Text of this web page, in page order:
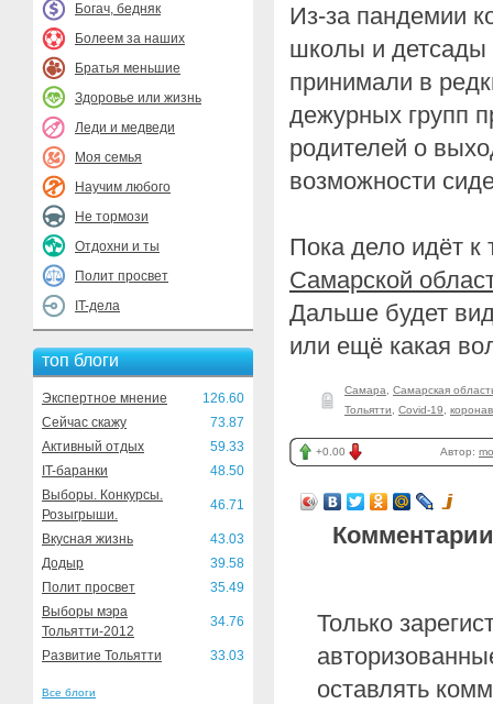
Богач, бедняк
Болеем за наших
Братья меньшие
Здоровье или жизнь
Леди и медведи
Моя семья
Научим любого
Не тормози
Отдохни и ты
Полит просвет
IT-дела
топ блоги
Экспертное мнение
126.60
Сейчас скажу
73.87
Активный отдых
59.33
IT-баранки
48.50
Выборы. Конкурсы.
Розыгрыши.
46.71
Вкусная жизнь
43.03
Додыр
39.58
Полит просвет
35.49
Выборы мэра
Тольятти-2012
34.76
Развитие Тольятти 33.03
Все блоги
Из-за пандемии
школы и
принимали в
дежурных групп
родителей о
возможности
Пока дело идёт к
Самарской
Дальше будет
или ещё какая
Самара
Самарская
Тольятти
Covid-19
+0.00 Автор:
Только
оставлять